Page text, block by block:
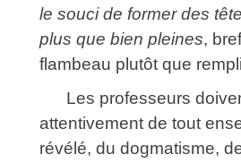
le souci de former des
plus que bien pleines,
flambeau plutôt que
Les professeurs
attentivement de tout
révélé, du dogmatisme,